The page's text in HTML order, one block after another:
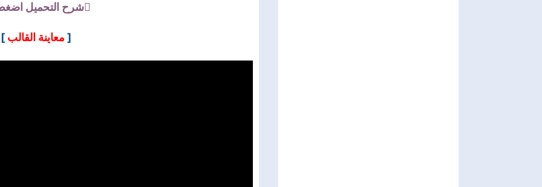
شرح التحميل
[ معاينة القالب]